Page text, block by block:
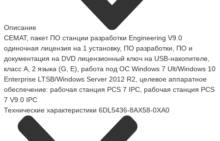
Описание
CEMAT, пакет ПО станции разработки Engineering V9.0
одиночная лицензия на 1 установку, ПО разработки, ПО и
документация на DVD лицензионный ключ на USB-накопителе,
класс A, 2 языка (G, E), работа под ОС Windows 7 Ult/Windows 10
Enterprise LTSB/Windows Server 2012 R2, целевое аппаратное
обеспечение: рабочая станция PCS 7 IPC, рабочая станция PCS
7 V9.0 IPC
Технические характеристики 6DL5436-8AX58-0XA0